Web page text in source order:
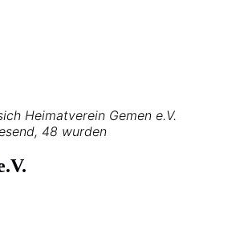
Heimatverein Gemen e.V.
48 wurden